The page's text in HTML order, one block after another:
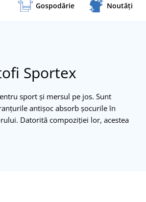
Gospodărie Noutăți
Sportex
sport și mersul pe jos. Sunt
antișoc absorb șocurile în
Datorită compoziției lor, acestea